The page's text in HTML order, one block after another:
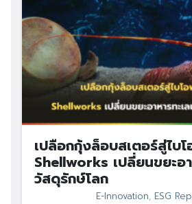
เปลือกกุ้งล็อบสเตอร์สู่ไบ
Shellworks เปลี่ยนขยะอา
วัสดุรักษ์โลก
E-Innovation, ESG